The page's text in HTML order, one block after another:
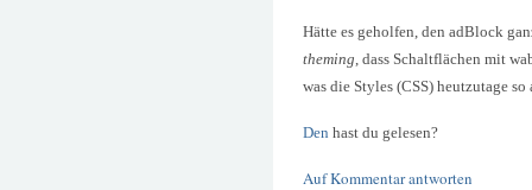
Hätte es geholfen, den adBlock
theming, dass Schaltflächen mit
was die Styles (CSS) heutzutage
Den hast du gelesen?
Auf Kommentar antworten